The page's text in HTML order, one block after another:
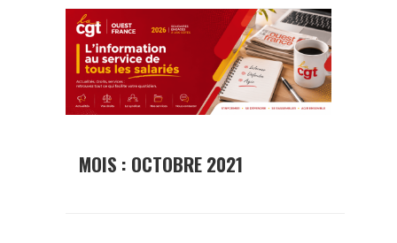
MOIS : OCTOBRE 2021